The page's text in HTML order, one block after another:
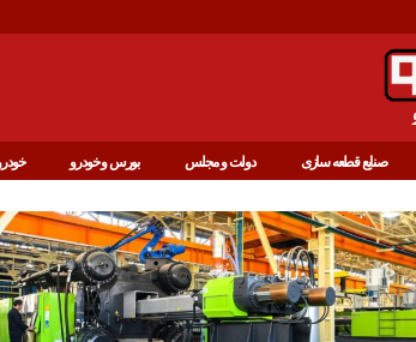
صنایع قطعه سازی دولت و مجلس بورس و خودرو